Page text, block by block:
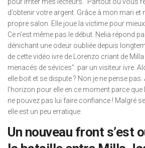
pour irriter mes lecteurs.” Partout où vous
d’obtenir votre argent. Grâce à mon mari et
propre salon. Elle joue la victime pour
Ce n’est même pas le début. Nelia répond
dénichant une odeur oubliée depuis
de cette vidéo ivre de Lorenzo criant de
menacés de sévices”. par un visiteur ivre.
elle boit et se dispute ? Non je ne pense pas.
l’horizon pour elle en ce moment parce que
ne pouvez pas lui faire confiance ! Malgré
elle est un peu erratique.
Un nouveau front s’est